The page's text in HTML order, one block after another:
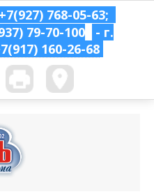
768-05-63;
79-70-100
- г.
160-26-68